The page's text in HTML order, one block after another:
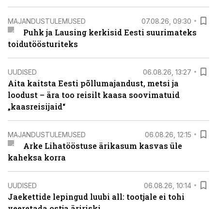
MAJANDUSTULEMUSED 07.08.26, 09:30
Puhk ja Lausing kerkisid Eesti suurimateks
toidutöösturiteks
UUDISED 06.08.26, 13:27
Aita kaitsta Eesti põllumajandust, metsi ja
loodust – ära too reisilt kaasa soovimatuid
„kaasreisijaid“
MAJANDUSTULEMUSED 06.08.26, 12:15
Arke Lihatööstuse ärikasum kasvas üle
kaheksa korra
UUDISED 06.08.26, 10:14
Jaekettide lepingud luubi all: tootjale ei tohi